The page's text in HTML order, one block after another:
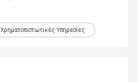
Χρηματοπιστωτικές Yπηρεσίες